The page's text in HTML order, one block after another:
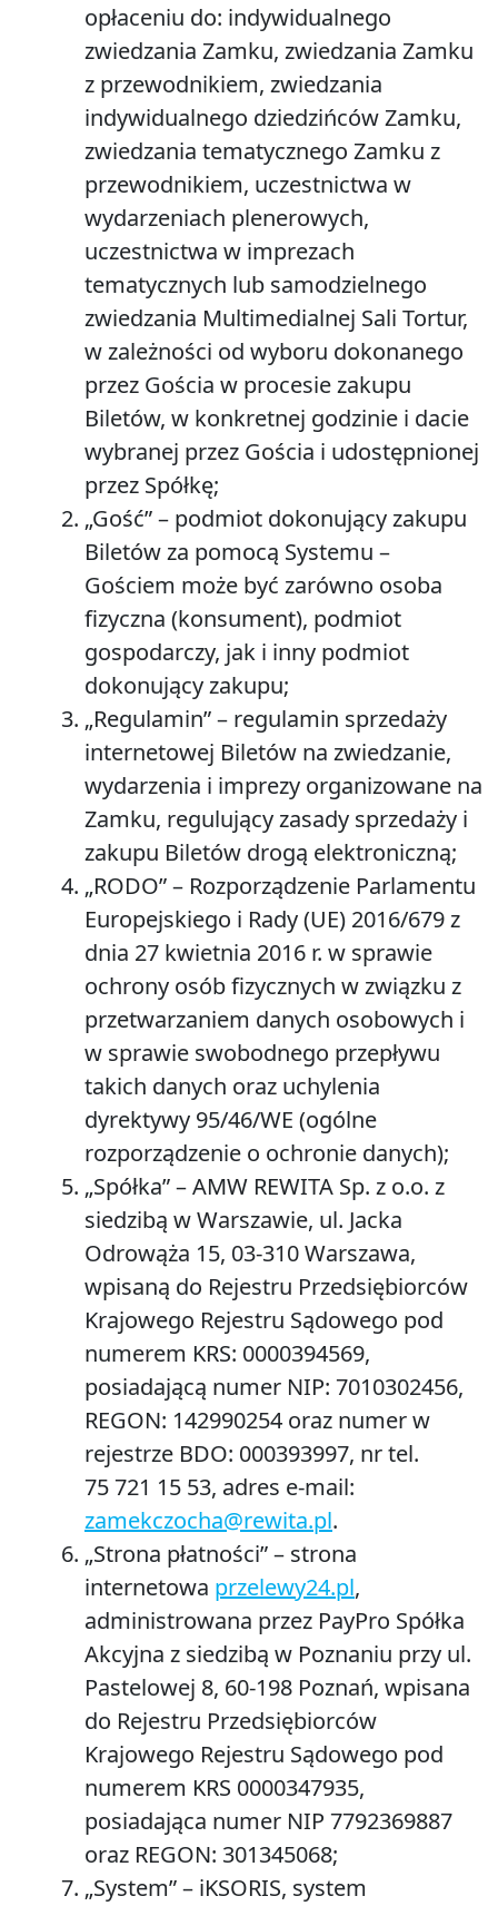
opłaceniu do: indywidualnego
zwiedzania Zamku, zwiedzania Zamku
z przewodnikiem, zwiedzania
indywidualnego dziedzińców Zamku,
zwiedzania tematycznego Zamku z
przewodnikiem, uczestnictwa w
wydarzeniach plenerowych,
uczestnictwa w imprezach
tematycznych lub samodzielnego
zwiedzania Multimedialnej Sali Tortur,
w zależności od wyboru dokonanego
przez Gościa w procesie zakupu
Biletów, w konkretnej godzinie i dacie
wybranej przez Gościa i udostępnionej
przez Spółkę;
„Gość”– podmiot dokonujący zakupu
Biletów za pomocą Systemu –
Gościem może być zarówno osoba
fizyczna (konsument), podmiot
gospodarczy, jak i inny podmiot
dokonujący zakupu;
„Regulamin”– regulamin sprzedaży
internetowej Biletów na zwiedzanie,
wydarzenia i imprezy organizowane na
Zamku, regulujący zasady sprzedaży i
zakupu Biletów drogą elektroniczną;
„RODO”– Rozporządzenie Parlamentu
Europejskiego i Rady (UE) 2016/679 z
dnia 27 kwietnia 2016 r. w sprawie
ochrony osób fizycznych w związku z
przetwarzaniem danych osobowych i
w sprawie swobodnego przepływu
takich danych oraz uchylenia
dyrektywy 95/46/WE (ogólne
rozporządzenie o ochronie danych);
„Spółka”– AMW REWITA Sp. z o.o. z
siedzibą w Warszawie, ul. Jacka
Odrowąża 15, 03-310 Warszawa,
wpisaną do Rejestru Przedsiębiorców
Krajowego Rejestru Sądowego pod
numerem KRS: 0000394569,
posiadającą numer NIP: 7010302456,
REGON: 142990254 oraz numer w
rejestrze BDO: 000393997, nr tel.
75 721 15 53, adres e-mail:
zamekczocha@rewita.pl.
„Strona płatności”– strona
internetowa przelewy24.pl,
administrowana przez PayPro Spółka
Akcyjna z siedzibą w Poznaniu przy ul.
Pastelowej 8, 60-198 Poznań, wpisana
do Rejestru Przedsiębiorców
Krajowego Rejestru Sądowego pod
numerem KRS 0000347935,
posiadająca numer NIP 7792369887
oraz REGON: 301345068;
„System”– iKSORIS, system